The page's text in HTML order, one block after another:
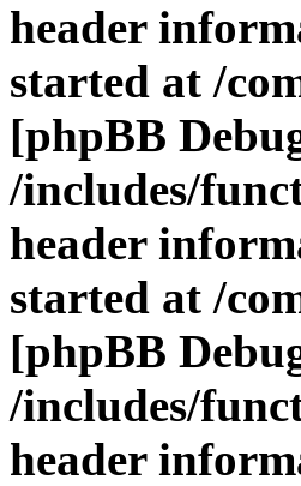
header
started at /
[phpBB
/includes/
header
started at /
[phpBB
/includes/
header